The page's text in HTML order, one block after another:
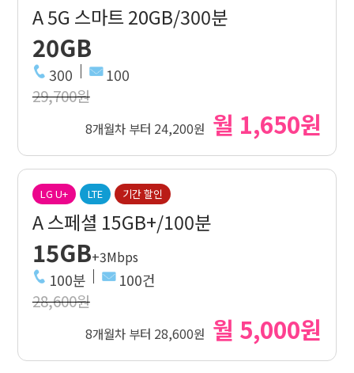
A 5G 스마트 20GB/300분
20GB
300 100
29,700원
8개월차 부터 24,200원 월 1,650원
LG U+ LTE 기간 할인
A 스페셜 15GB+/100분
15GB+3Mbps
100분 100건
28,600원
8개월차 부터 28,600원 월 5,000원